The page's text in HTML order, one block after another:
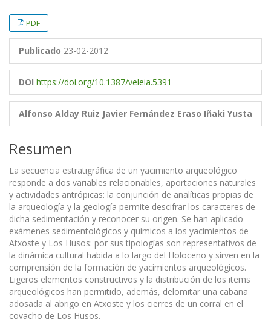
PDF
Publicado 23-02-2012
DOI https://doi.org/10.1387/veleia.5391
Alfonso Alday Ruiz Javier Fernández Eraso Iñaki Yusta
Resumen
La secuencia estratigráfica de un yacimiento arqueológico
responde a dos variables relacionables, aportaciones naturales
y actividades antrópicas: la conjunción de analíticas propias de
la arqueología y la geología permite descifrar los caracteres de
dicha sedimentación y reconocer su origen. Se han aplicado
exámenes sedimentológicos y químicos a los yacimientos de
Atxoste y Los Husos: por sus tipologías son representativos de
la dinámica cultural habida a lo largo del Holoceno y sirven en la
comprensión de la formación de yacimientos arqueológicos.
Ligeros elementos constructivos y la distribución de los items
arqueológicos han permitido, además, delomitar una cabaña
adosada al abrigo en Atxoste y los cierres de un corral en el
covacho de Los Husos.